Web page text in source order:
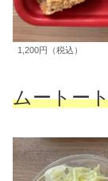
1,200円（税込）
ムートー